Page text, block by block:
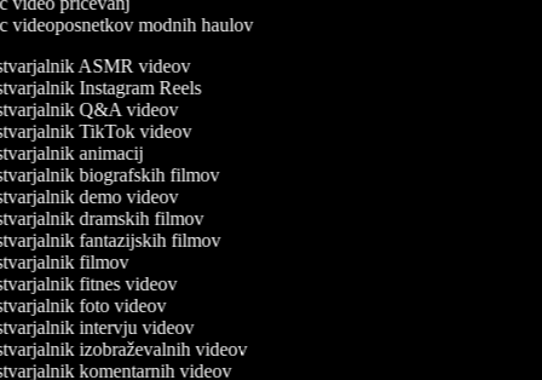
videoposnetkov modnih haulov
ASMR videov
Instagram Reels
Q&A videov
TikTok videov
animacij
biografskih filmov
demo videov
dramskih filmov
fantazijskih filmov
filmov
fitnes videov
foto videov
intervju videov
izobraževalnih videov
komentarnih videov